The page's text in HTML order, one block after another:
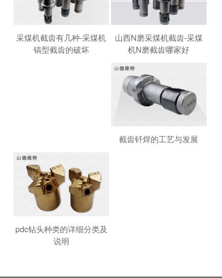
采煤机截齿有几种-采煤机
镐型截齿的破坏
山西N磨采煤机截齿-采煤
机N磨截齿哪家好
截齿钎焊的工艺与发展
pdc钻头种类的详细分类及
说明